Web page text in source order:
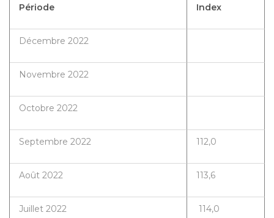
Période Index
Décembre 2022
Novembre 2022
Octobre 2022
Septembre 2022 112,0
Août 2022 113,6
Juillet 2022 114,0